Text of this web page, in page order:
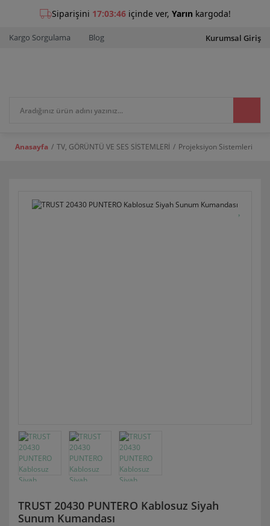
Kargo Sorgulama Blog Kurumsal Giriş
Anasayfa TV, GÖRÜNTÜ VE SES SİSTEMLERİ Projeksiyon Sistemleri
TRUST 20430 PUNTERO Kablosuz Siyah
Sunum Kumandası